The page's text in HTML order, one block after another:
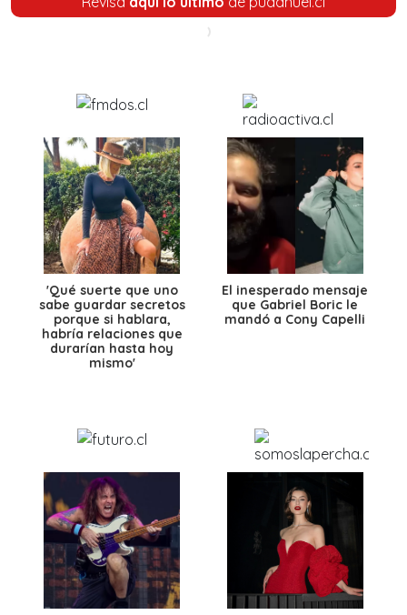
'Qué suerte que uno
sabe guardar secretos
porque si hablara,
habría relaciones que
durarían hasta hoy
mismo'
El inesperado mensaje
que Gabriel Boric le
mandó a Cony Capelli